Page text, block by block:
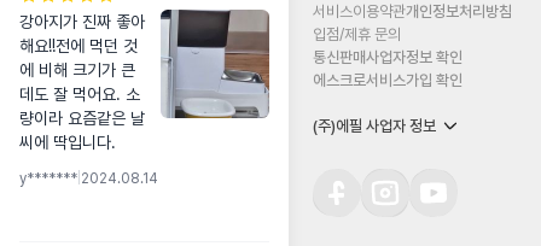
강아지가 진짜 좋아
해요!!전에 먹던 것
에 비해 크기가 큰
데도 잘 먹어요. 소
량이라 요즘같은 날
씨에 딱입니다.
y******* 2024.08.14
서비스이용약관개인정보처리방침
입점/제휴 문의
통신판매사업자정보 확인
에스크로서비스가입 확인
(주)에필 사업자 정보